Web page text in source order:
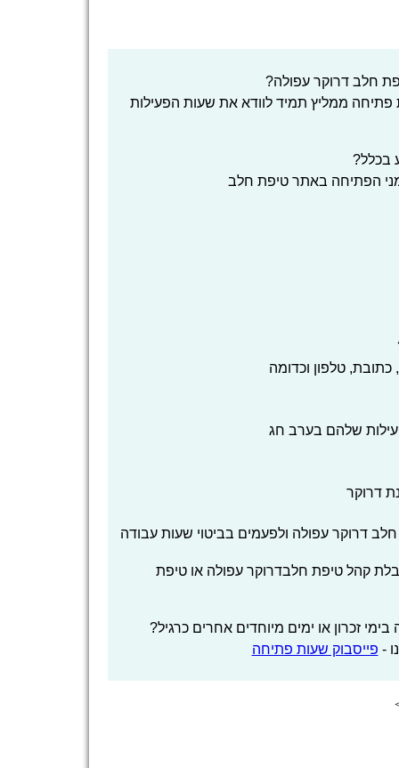
חלב דרוקר עפולה?
ממליץ תמיד לוודא את שעות הפעילות
בכלל?
הפתיחה באתר טיפת חלב
טלפון וכדומה
שלהם בערב חג
דרוקר
דרוקר עפולה ולפעמים בביטוי שעות עבודה
קהל טיפת חלבדרוקר עפולה או טיפת
זכרון או ימים מיוחדים אחרים כרגיל?
- פייסבוק שעות פתיחה